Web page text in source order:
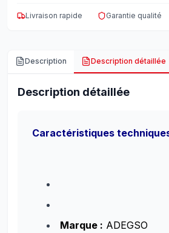
Livraison rapide Garantie qualité
Description Description détaillée
Description détaillée
Caractéristiques
Marque : ADEGSO